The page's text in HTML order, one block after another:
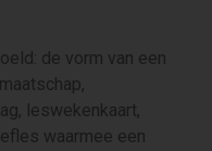
de vorm van een
leswekenkaart,
waarmee een